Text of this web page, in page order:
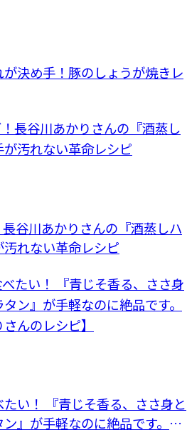
決め手！豚のしょうが焼きレ
谷川あかりさんの『酒蒸しハ
れない革命レシピ
い！ 『青じそ香る、ささ身と
』が手軽なのに絶品です。